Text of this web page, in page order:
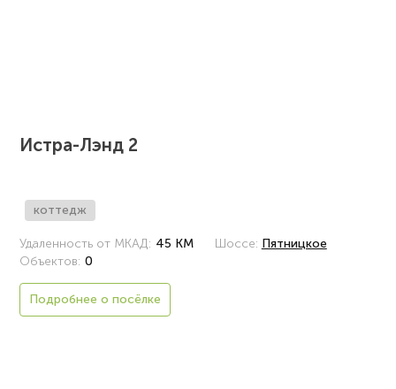
Истра-Лэнд 2
коттедж
Удаленность от МКАД: 45 КМ Шоссе: Пятницкое
Объектов: 0
Подробнее о посёлке